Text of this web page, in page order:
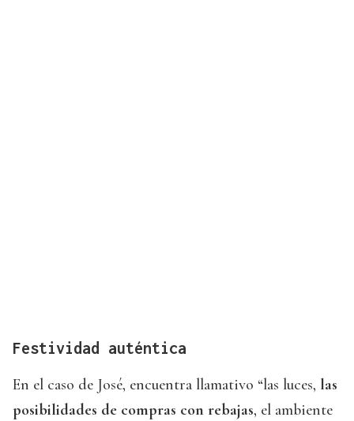
Festividad auténtica
En el caso de José, encuentra llamativo “las luces, las
posibilidades de compras con rebajas, el ambiente